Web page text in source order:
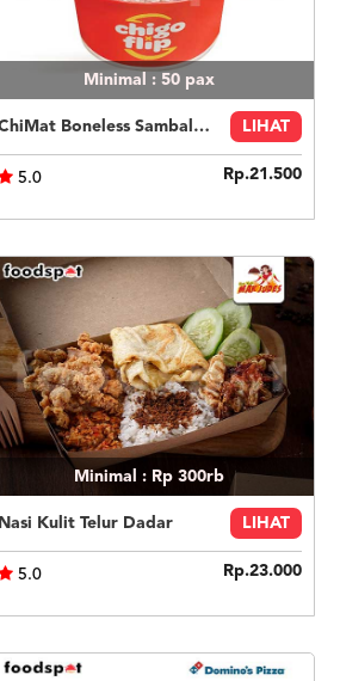
Minimal : 50 pax
ChiMat Boneless Sambal Matah LIHAT
5.0 Rp.21.500
Minimal : Rp 300rb
Nasi Kulit Telur Dadar LIHAT
5.0 Rp.23.000